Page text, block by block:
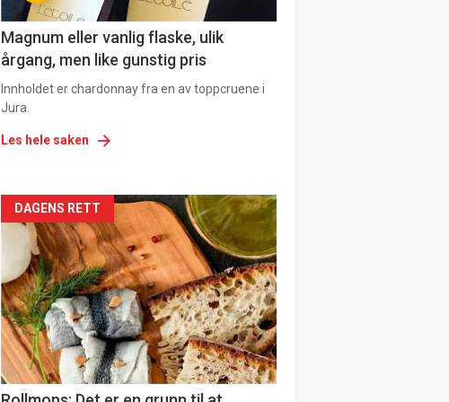
Magnum eller vanlig flaske, ulik
årgang, men like gunstig pris
Innholdet er chardonnay fra en av toppcruene i
Jura.
Les hele saken
Forsiden
akkurat
nå
-
6
DAGENS RETT